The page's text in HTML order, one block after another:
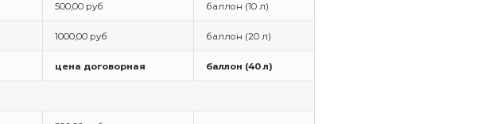
500,00 руб баллон (10 л)
1000,00 руб баллон (20 л)
цена договорная баллон (40 л)